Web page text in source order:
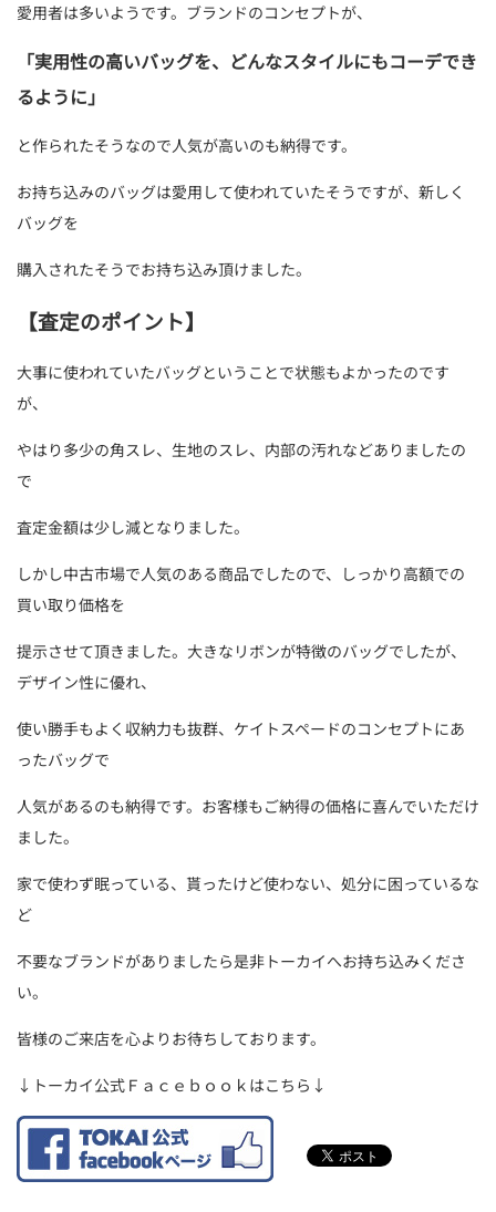
愛用者は多いようです。ブランドのコンセプトが、
「実用性の高いバッグを、どんなスタイルにもコーデでき
るように」
と作られたそうなので人気が高いのも納得です。
お持ち込みのバッグは愛用して使われていたそうですが、新しく
バッグを
購入されたそうでお持ち込み頂けました。
【査定のポイント】
大事に使われていたバッグということで状態もよかったのです
が、
やはり多少の角スレ、生地のスレ、内部の汚れなどありましたの
で
査定金額は少し減となりました。
しかし中古市場で人気のある商品でしたので、しっかり高額での
買い取り価格を
提示させて頂きました。大きなリボンが特徴のバッグでしたが、
デザイン性に優れ、
使い勝手もよく収納力も抜群、ケイトスペードのコンセプトにあ
ったバッグで
人気があるのも納得です。お客様もご納得の価格に喜んでいただけ
ました。
家で使わず眠っている、貰ったけど使わない、処分に困っているな
ど
不要なブランドがありましたら是非トーカイへお持ち込みくださ
い。
皆様のご来店を心よりお待ちしております。
↓トーカイ公式Ｆａｃｅｂｏｏｋはこちら↓